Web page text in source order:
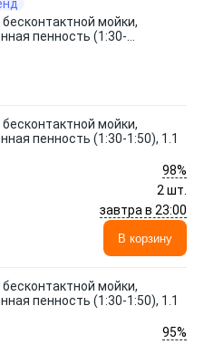
мойки,
пенность (1:30-
мойки,
пенность (1:30-1:50), 1.1
98%
2 шт.
завтра в 23:00
В корзину
мойки,
пенность (1:30-1:50), 1.1
95%